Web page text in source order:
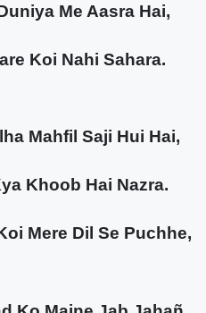
Me Aasra Hai,
Koi Nahi Sahara.
Mahfil Saji Hui Hai,
Khoob Hai Nazra.
Mere Dil Se Puchhe,